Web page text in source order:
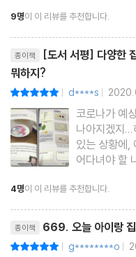
병뚜껑 컬링
빨래 건조대 스피드 게임
미니 볼링장
[워크 활동] 우리 가족 올림
손바닥 발바닥 색종이 게임
스파이더맨 거미줄 통과 놀이
휴지심 구슬 미끄럼틀
색깔 블록 코딩 게임
[워크 활동] 끈적끈적 거미
을까 걱정도
때문에 바깥
9명이 이 리뷰를 추천합니다.
종이책
[도서 서평] 다양한
뭐하지?
| d****s |
코로나가 예
나아지겠지
있는 상황에,
어다녀야 할
으로 아이
놀이를 하곤
지나 되는데,
4명이 이 리뷰를 추천합니다.
종이책 669. 오늘 아이랑
| g********o |